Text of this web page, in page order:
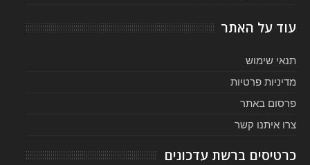
עוד על האתר
תנאי שימוש
מדיניות פרטיות
פרסום באתר
צרו איתנו קשר
כרטיסים ברשת עדכונים